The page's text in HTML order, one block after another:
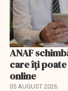
ANAF
care îți
online
05 AUGUST 2026